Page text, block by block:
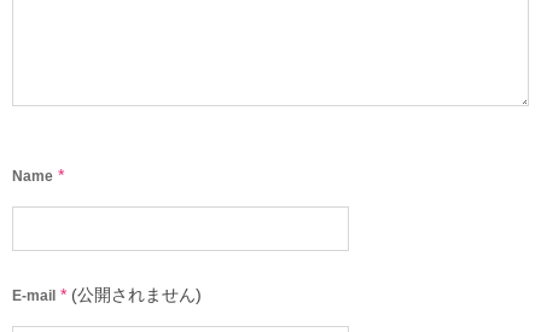
Name *
E-mail * (公開されません)